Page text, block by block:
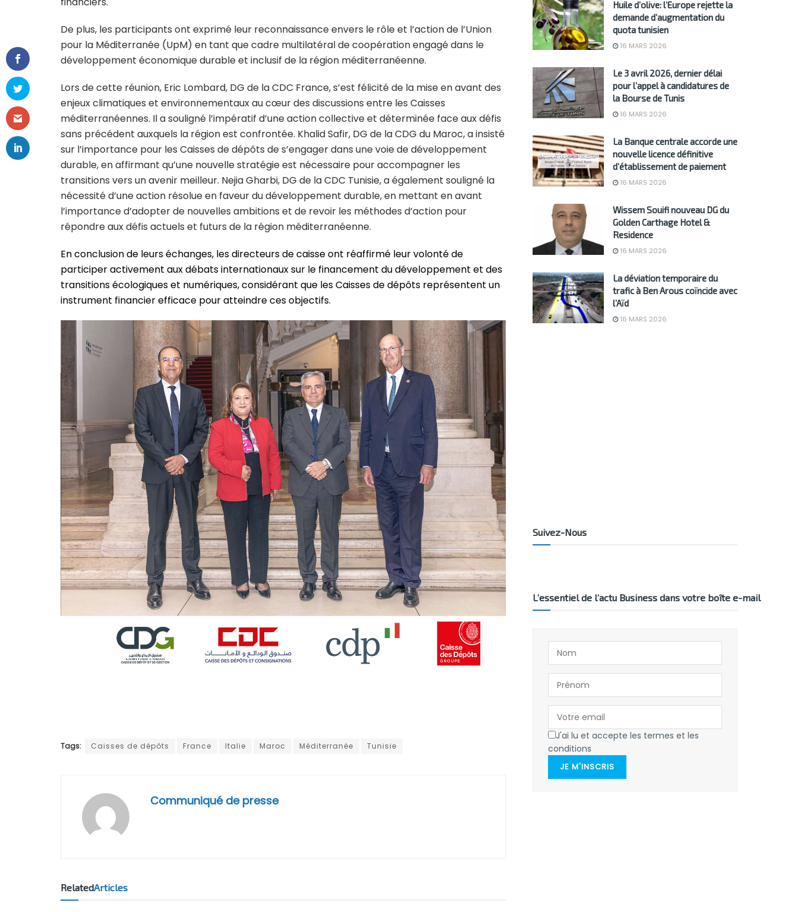
De plus, les participants ont exprimé leur reconnaissance envers le rôle et l’action de l’Union
pour la Méditerranée (UpM) en tant que cadre multilatéral de coopération engagé dans le
développement économique durable et inclusif de la région méditerranéenne.
Lors de cette réunion, Eric Lombard, DG de la CDC France, s’est félicité de la mise en avant des
enjeux climatiques et environnementaux au cœur des discussions entre les Caisses
méditerranéennes. Il a souligné l’impératif d’une action collective et déterminée face aux défis
sans précédent auxquels la région est confrontée. Khalid Safir, DG de la CDG du Maroc, a insisté
sur l’importance pour les Caisses de dépôts de s’engager dans une voie de développement
durable, en affirmant qu’une nouvelle stratégie est nécessaire pour accompagner les
transitions vers un avenir meilleur. Nejia Gharbi, DG de la CDC Tunisie, a également souligné la
nécessité d’une action résolue en faveur du développement durable, en mettant en avant
l’importance d’adopter de nouvelles ambitions et de revoir les méthodes d’action pour
répondre aux défis actuels et futurs de la région méditerranéenne.
En conclusion de leurs échanges, les directeurs de caisse ont réaffirmé leur volonté de
participer activement aux débats internationaux sur le financement du développement et des
transitions écologiques et numériques, considérant que les Caisses de dépôts représentent un
instrument financier efficace pour atteindre ces objectifs.
Tags: Caisses de dépôts France Italie Maroc Méditerranée Tunisie
Communiqué de presse
RelatedArticles
Huile d’olive: l’Europe rejette la
demande d’augmentation du
quota tunisien
16 MARS 2026
Le 3 avril 2026, dernier délai
pour l’appel à candidatures de
la Bourse de Tunis
16 MARS 2026
La Banque centrale accorde une
nouvelle licence définitive
d’établissement de paiement
16 MARS 2026
Wissem Souifi nouveau DG du
Golden Carthage Hotel &
Residence
16 MARS 2026
La déviation temporaire du
trafic à Ben Arous coïncide avec
l’Aïd
16 MARS 2026
Suivez-Nous
L’essentiel de l’actu Business dans votre boîte e-mail
J'ai lu et accepte les termes et les
conditions
JE M'INSCRIS